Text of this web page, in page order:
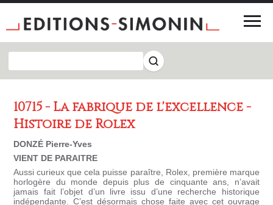
10715 - La fabrique de l'excellence -
Histoire de Rolex
DONZÉ Pierre-Yves
VIENT DE PARAITRE
Aussi curieux que cela puisse paraître, Rolex, première marque
horlogère du monde depuis plus de cinquante ans, n’avait
jamais fait l’objet d’un livre issu d’une recherche historique
indépendante. C’est désormais chose faite avec cet ouvrage